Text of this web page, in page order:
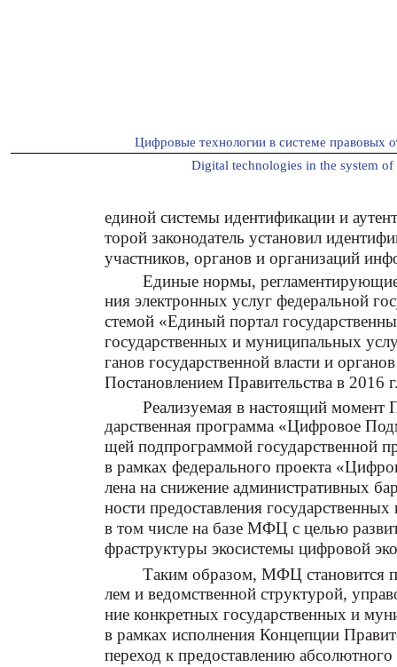
Цифровые технологии в системе правовых
Digital technologies in the system
единой системы идентификации и
торой законодатель установил
участников, органов и организаций
Единые нормы,
ния электронных услуг федеральной
стемой «Единый портал
государственных и муниципальных
ганов государственной власти и
Постановлением Правительства в 2016
Реализуемая в настоящий момент
дарственная программа «Цифровое
щей подпрограммой государственной
в рамках федерального проекта
лена на снижение административных
ности предоставления
в том числе на базе МФЦ с целью
фраструктуры экосистемы цифровой
Таким образом, МФЦ становится
лем и ведомственной структурой,
ние конкретных государственных и
в рамках исполнения Концепции
переход к предоставлению